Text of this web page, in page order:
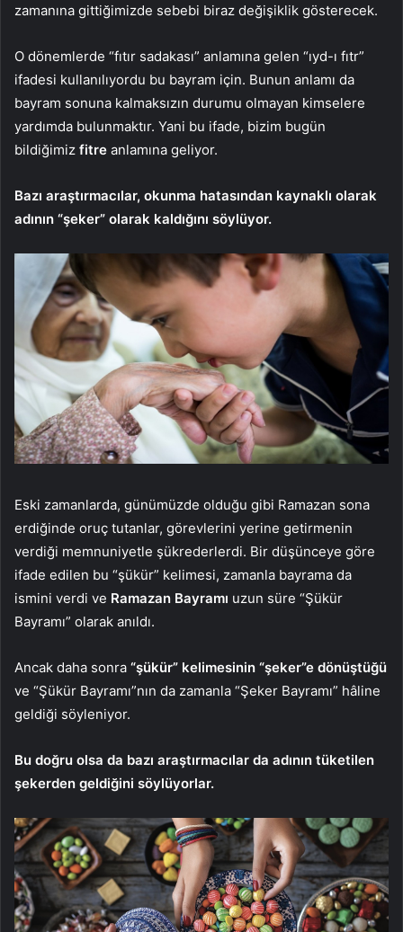
zamanına gittiğimizde sebebi biraz değişiklik gösterecek.
O dönemlerde “fıtır sadakası” anlamına gelen “ıyd-ı fıtr”
ifadesi kullanılıyordu bu bayram için. Bunun anlamı da
bayram sonuna kalmaksızın durumu olmayan kimselere
yardımda bulunmaktır. Yani bu ifade, bizim bugün
bildiğimiz fitre anlamına geliyor.
Bazı araştırmacılar, okunma hatasından kaynaklı olarak
adının “şeker” olarak kaldığını söylüyor.
Eski zamanlarda, günümüzde olduğu gibi Ramazan sona
erdiğinde oruç tutanlar, görevlerini yerine getirmenin
verdiği memnuniyetle şükrederlerdi. Bir düşünceye göre
ifade edilen bu “şükür” kelimesi, zamanla bayrama da
ismini verdi ve Ramazan Bayramı uzun süre “Şükür
Bayramı” olarak anıldı.
Ancak daha sonra “şükür” kelimesinin “şeker”e dönüştüğü
ve “Şükür Bayramı”nın da zamanla “Şeker Bayramı” hâline
geldiği söyleniyor.
Bu doğru olsa da bazı araştırmacılar da adının tüketilen
şekerden geldiğini söylüyorlar.